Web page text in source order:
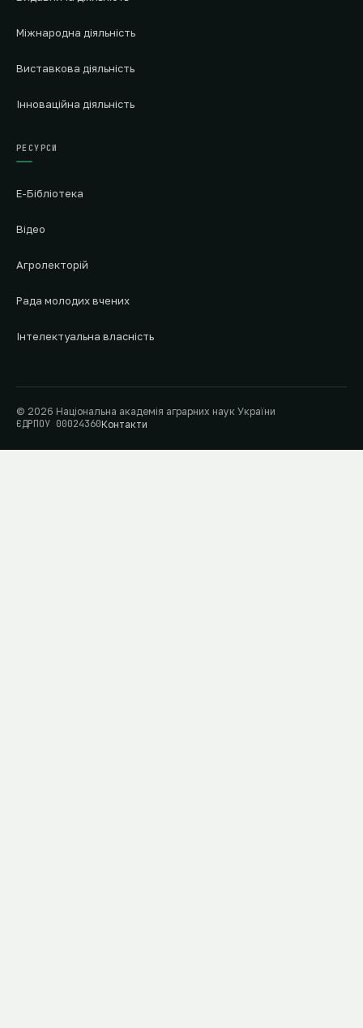
Міжнародна діяльність
Виставкова діяльність
Інноваційна діяльність
РЕСУРСИ
Е-Бібліотека
Відео
Агролекторій
Рада молодих вчених
Інтелектуальна власність
© 2026 Національна академія аграрних наук України
ЄДРПОУ 00024360Контакти